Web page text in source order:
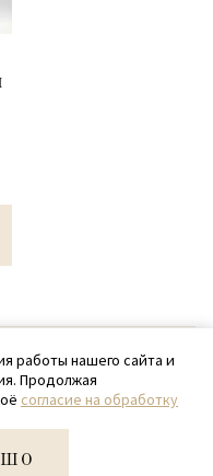
97-87
работы нашего сайта и
Продолжая
согласие на обработку